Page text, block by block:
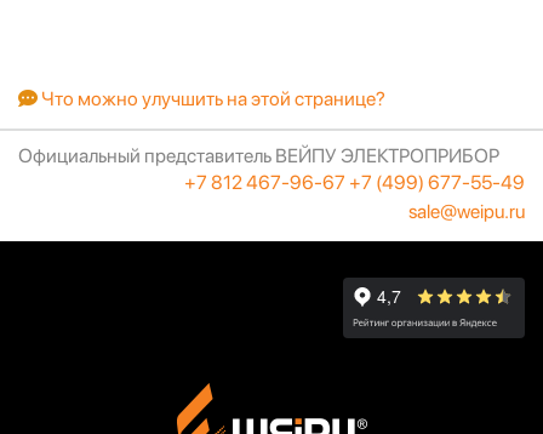
Что можно улучшить на этой странице?
Официальный представитель ВЕЙПУ ЭЛЕКТРОПРИБОР
+7 812 467-96-67 +7 (499) 677-55-49
sale@weipu.ru